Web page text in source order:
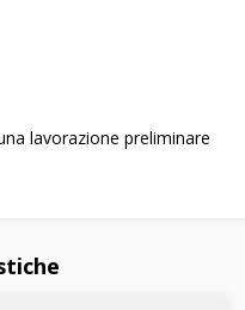
lavorazione preliminare